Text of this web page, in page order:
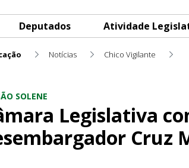
Deputados Atividade
Notícias Chico Vigilante
SOLENE
Legislativa
Cruz